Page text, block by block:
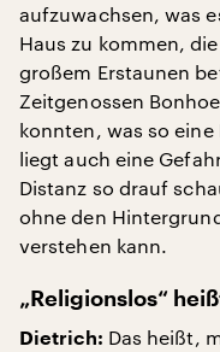
aufzuwachsen, was
Haus zu kommen,
großem Erstaunen
Zeitgenossen
konnten, was so
liegt auch eine
Distanz so drauf
ohne den
verstehen kann.
„Religionslos“
Dietrich: Das heißt,